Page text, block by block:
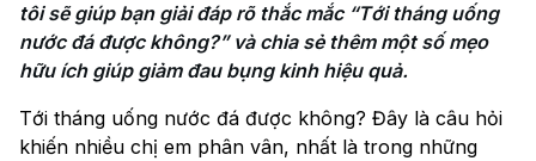
tôi sẽ giúp bạn giải đáp rõ thắc mắc “Tới tháng uống
nước đá được không?” và chia sẻ thêm một số mẹo
hữu ích giúp giảm đau bụng kinh hiệu quả.
Tới tháng uống nước đá được không? Đây là câu hỏi
khiến nhiều chị em phân vân, nhất là trong những